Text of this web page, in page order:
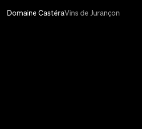
Domaine CastéraVins de Jurançon